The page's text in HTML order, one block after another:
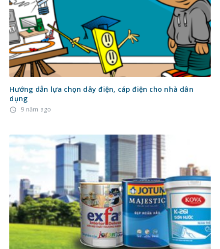
Hướng dẫn lựa chọn dây điện, cáp điện cho nhà dân
dụng
access_time 9 năm ago